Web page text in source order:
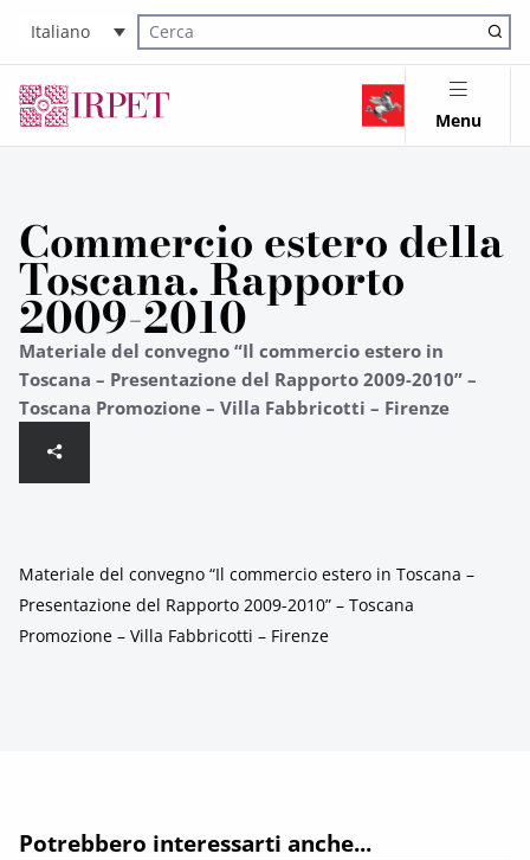
Italiano
Cerca nel sito
Menu
Commercio estero della
Toscana. Rapporto
2009-2010
Materiale del convegno “Il commercio estero in
Toscana – Presentazione del Rapporto 2009-2010” –
Toscana Promozione – Villa Fabbricotti – Firenze
Materiale del convegno “Il commercio estero in Toscana –
Presentazione del Rapporto 2009-2010” – Toscana
Promozione – Villa Fabbricotti – Firenze
Potrebbero interessarti anche...